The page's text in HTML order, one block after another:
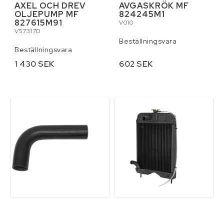
AXEL OCH DREV
OLJEPUMP MF
827615M91
V57317D
Beställningsvara
1 430 SEK
AVGASKRÖK MF
824245M1
V010
Beställningsvara
602 SEK